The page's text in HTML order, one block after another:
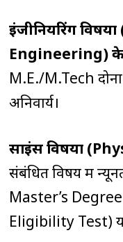
इंजीनियरिंग
Engineering) के
M.E./M.Tech
अनिवार्य।
साइंस विषयों
संबंधित विषय में
Master’s
Eligibility Test)